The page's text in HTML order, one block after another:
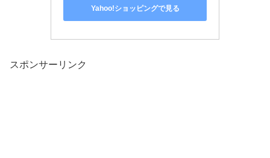
Yahoo!ショッピングで見る
スポンサーリンク